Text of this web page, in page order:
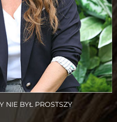
NIE BYŁ PROSTSZY